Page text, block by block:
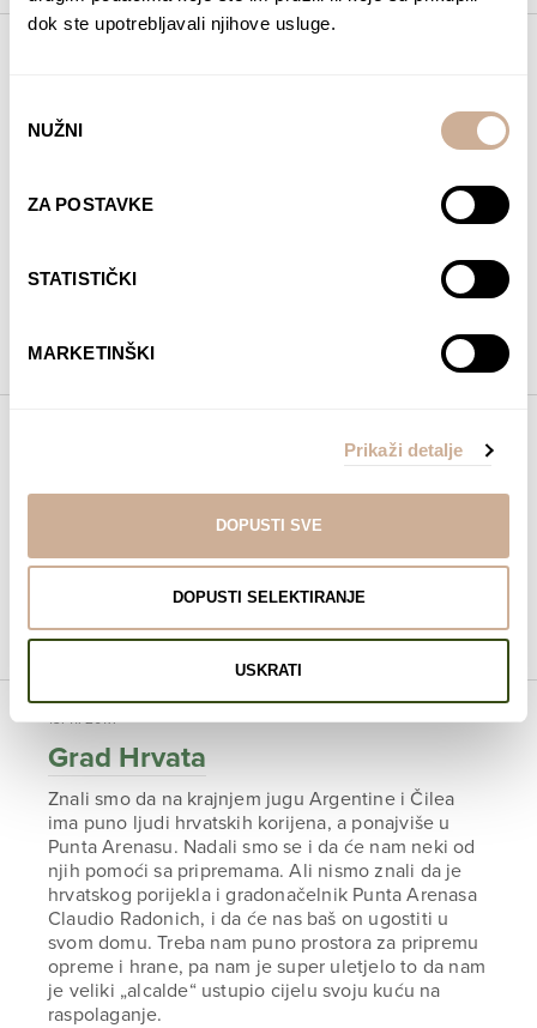
dok ste upotrebljavali njihove usluge.
pristanka
NUŽNI
ZA POSTAVKE
STATISTIČKI
MARKETINŠKI
Prikaži detalje
DOPUSTI SVE
DOPUSTI SELEKTIRANJE
USKRATI
Čim sam došao u Punta Arenas, odmah sam otišao
u stožer ALE-a, kompanije koja mi pruža logističku
potporu za moju ekspediciju na Južni pol. Nakon
svih problema sa transportom prtljage iz Buenos
Airesa prema Punta Arenasu i brige za Anđelu koja
kopnom sa svim našim stvarima, napokon su me
ČITAJTE DALJE
Federico je jedan od onih ljudi koji se pojave na
tvom putu da bi ti pomogli, koji tvoj problem uzmu
kao svoj i brinu se oko njega više nego ti. Federico
je čudo koje se događa kad putuješ.
ČITAJTE DALJE
13. 11. 2017.
Grad Hrvata
Znali smo da na krajnjem jugu Argentine i Čilea
ima puno ljudi hrvatskih korijena, a ponajviše u
Punta Arenasu. Nadali smo se i da će nam neki od
njih pomoći sa pripremama. Ali nismo znali da je
hrvatskog porijekla i gradonačelnik Punta Arenasa
Claudio Radonich, i da će nas baš on ugostiti u
svom domu. Treba nam puno prostora za pripremu
opreme i hrane, pa nam je super uletjelo to da nam
je veliki „alcalde“ ustupio cijelu svoju kuću na
raspolaganje.